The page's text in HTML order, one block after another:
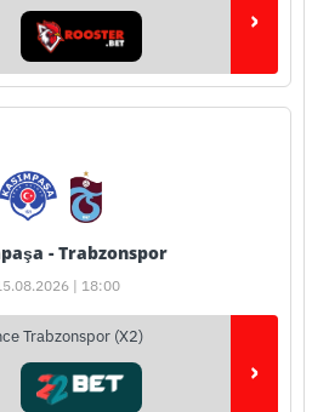
›
- Trabzonspor
| 18:00
Trabzonspor (X2)
›